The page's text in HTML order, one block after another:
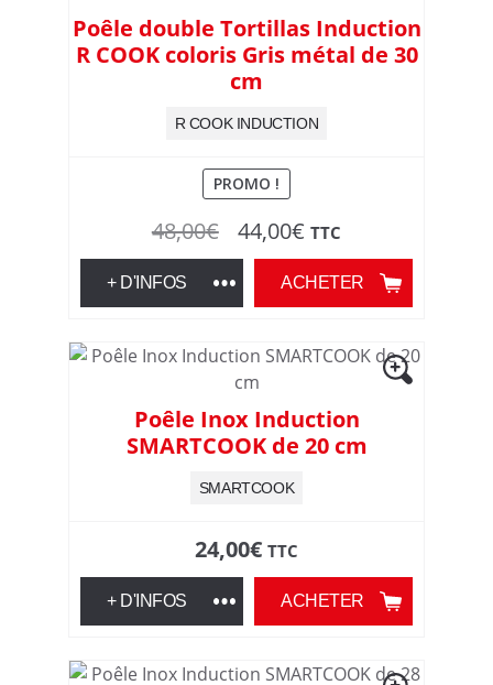
Poêle double Tortillas Induction
R COOK coloris Gris métal de 30
cm
R COOK INDUCTION
PROMO !
48,00€
Le
prix
initial
48,00€.
44,00€ Le
prix
actuel
44,00€.
TTC
ACHETER
+ D'INFOS
Poêle Inox Induction
SMARTCOOK de 20 cm
SMARTCOOK
24,00€ TTC
ACHETER
+ D'INFOS